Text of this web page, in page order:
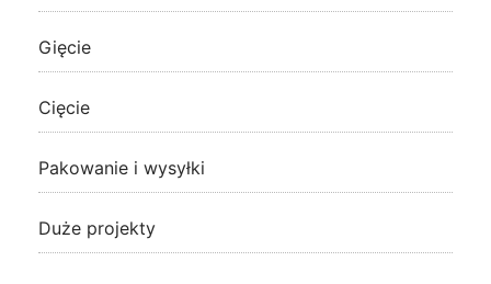
Gięcie
Cięcie
Pakowanie i wysyłki
Duże projekty